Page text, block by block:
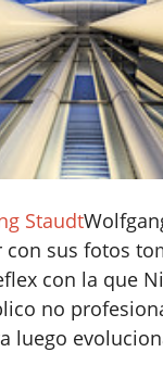
Staudt
con sus fotos
con la que
no
luego